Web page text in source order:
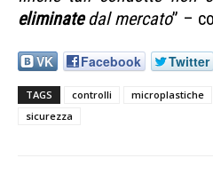
eliminatedal mercato” –
VK Facebook Twitter
TAGS controlli microplastiche
sicurezza